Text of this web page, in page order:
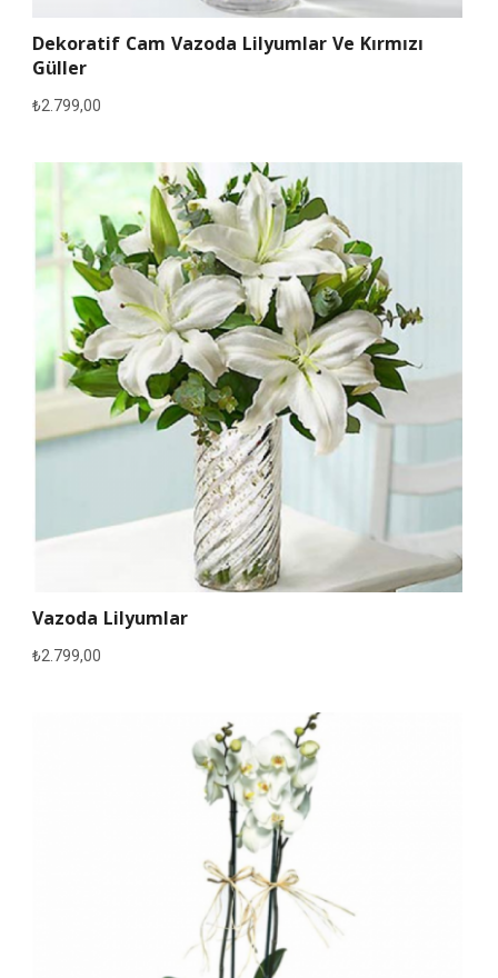
Dekoratif Cam Vazoda Lilyumlar Ve Kırmızı
Güller
₺2.799,00
Vazoda Lilyumlar
₺2.799,00